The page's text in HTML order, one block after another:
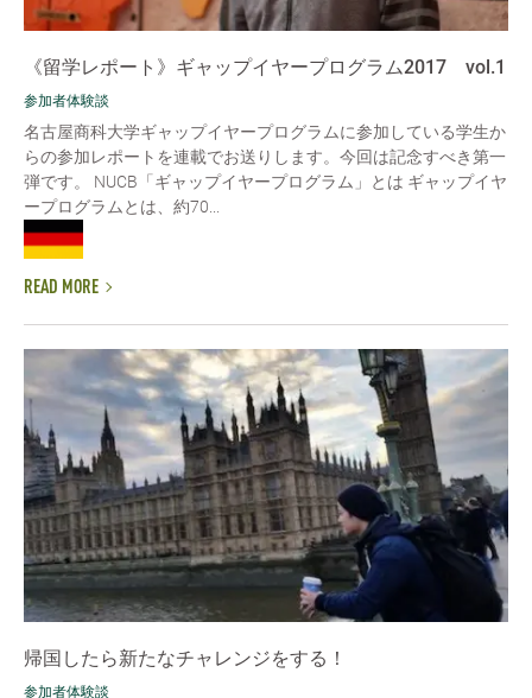
《留学レポート》ギャップイヤープログラム2017 vol.1
参加者体験談
名古屋商科大学ギャップイヤープログラムに参加している学生か
らの参加レポートを連載でお送りします。今回は記念すべき第一
弾です。 NUCB「ギャップイヤープログラム」とは ギャップイヤ
ープログラムとは、約70...
READ MORE
帰国したら新たなチャレンジをする！
参加者体験談